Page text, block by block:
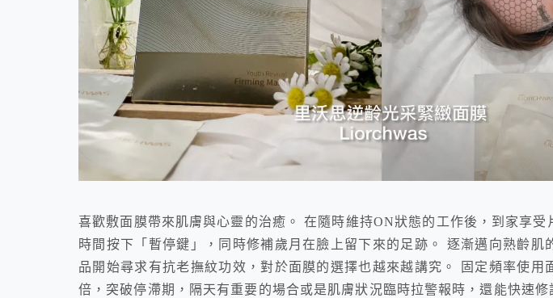
喜歡敷面膜帶來肌膚與心靈的治癒。 在隨時維持ON狀態的工作後，到家享受
時間按下「暫停鍵」，同時修補歲月在臉上留下來的足跡。 逐漸邁向熟齡肌
品開始尋求有抗老撫紋功效，對於面膜的選擇也越來越講究。 固定頻率使用
倍，突破停滯期，隔天有重要的場合或是肌膚狀況臨時拉警報時，還能快速修